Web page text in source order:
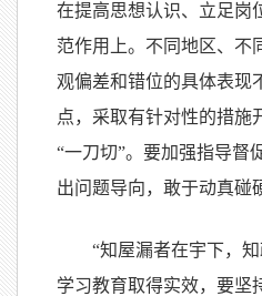
在提高思想认识、立足岗
范作用上。不同地区、不
观偏差和错位的具体表现
点，采取有针对性的措施
“一刀切”。要加强指导督
出问题导向，敢于动真碰
“知屋漏者在宇下，知
学习教育取得实效，要坚